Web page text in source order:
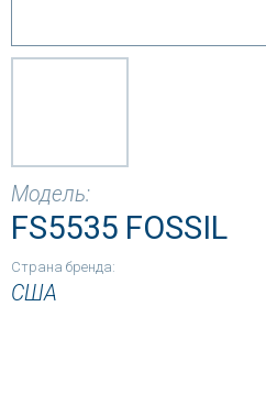
Модель:
FS5535 FOSSIL
Страна бренда:
США